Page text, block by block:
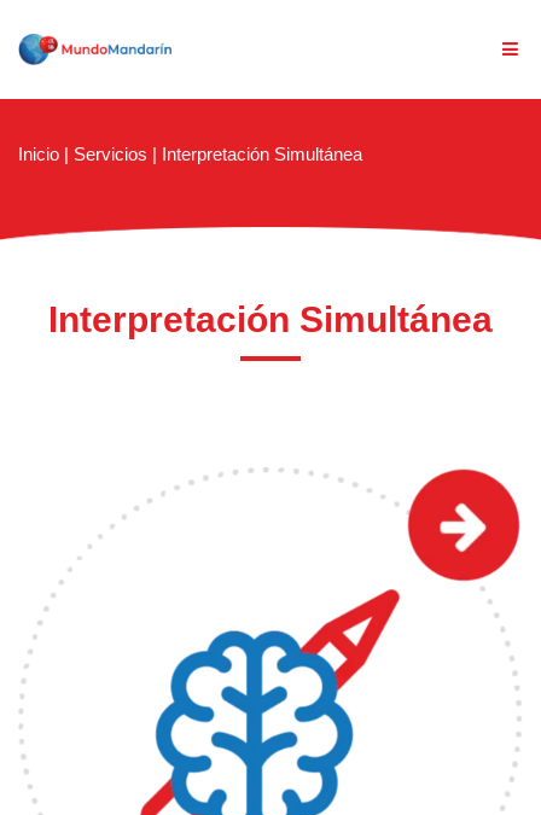
Inicio | Servicios | Interpretación Simultánea
Interpretación Simultánea